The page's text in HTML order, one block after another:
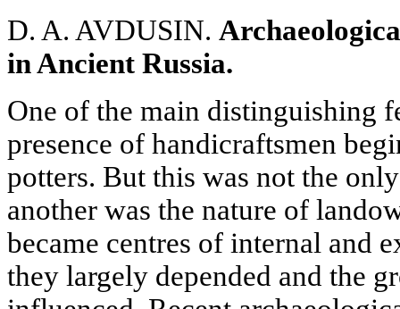
D. A. AVDUSIN.
in Ancient Russia.
One of the main distinguishing
presence of handicraftsmen
potters. But this was not the
another was the nature of
became centres of internal and
they largely depended and the